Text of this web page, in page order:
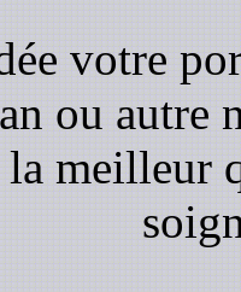
votre
ou autre
meilleur